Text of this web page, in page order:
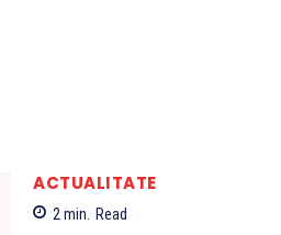
ACTUALITATE
2 min. Read